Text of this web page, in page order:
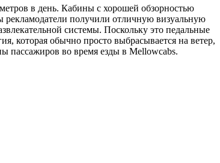
в день. Кабины с хорошей обзорностью
рекламодатели получили отличную визуальную
системы. Поскольку это педальные
которая обычно просто выбрасывается на ветер,
пассажиров во время езды в Mellowcabs.